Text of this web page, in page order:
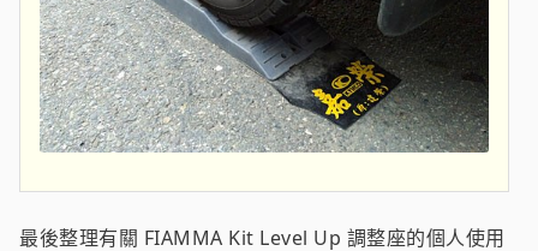
最後整理有關 FIAMMA Kit Level Up 調整座的個人使用